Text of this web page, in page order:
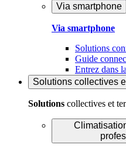
Via smartphone
Via smartphone
Solutions
Guide
Entrez dans
Solutions collectives
Solutions collectives et